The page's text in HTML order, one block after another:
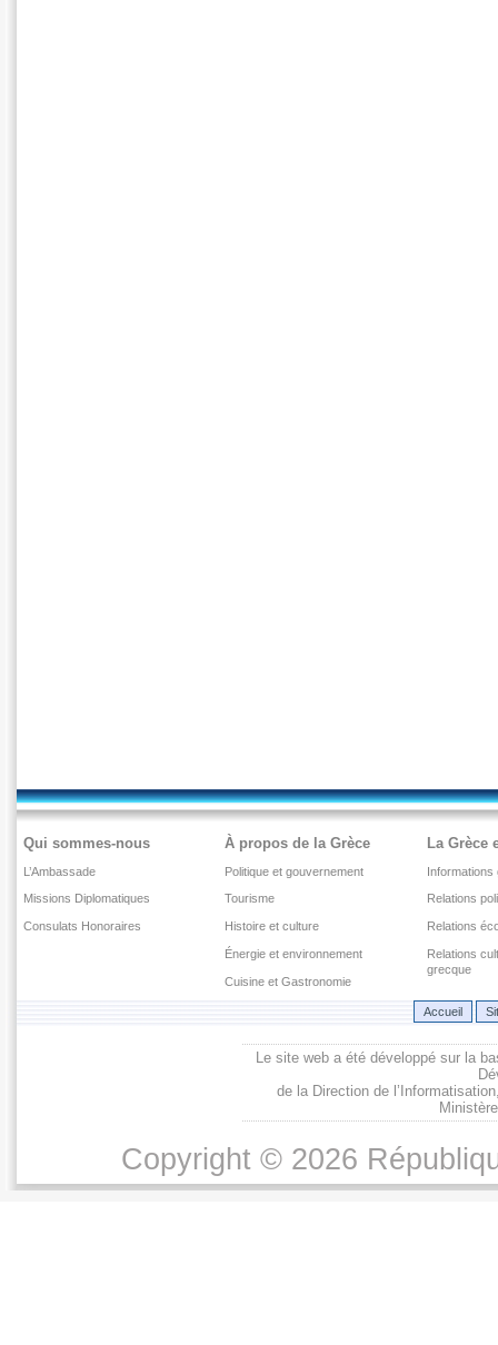
Qui sommes-nous
L’Ambassade
Missions Diplomatiques
Consulats Honoraires
À propos de la Grèce
Politique et gouvernement
Tourisme
Histoire et culture
Énergie et environnement
Cuisine et Gastronomie
La Grèce
Informations
Relations
Relations
Relations
grecque
Accueil
Le site web a été développé sur la
de la Direction de
Copyright © 2026